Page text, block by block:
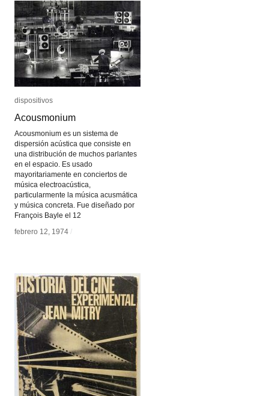
dispositivos
Acousmonium
Acousmonium es un sistema de
dispersión acústica que consiste en
una distribución de muchos parlantes
en el espacio. Es usado
mayoritariamente en conciertos de
música electroacústica,
particularmente la música acusmática
y música concreta. Fue diseñado por
François Bayle el 12
febrero 12, 1974 /
dispositivos
Acousmonium
febrero 12, 1974 /